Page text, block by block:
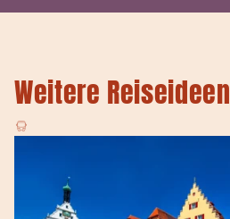
Weitere Reiseideen